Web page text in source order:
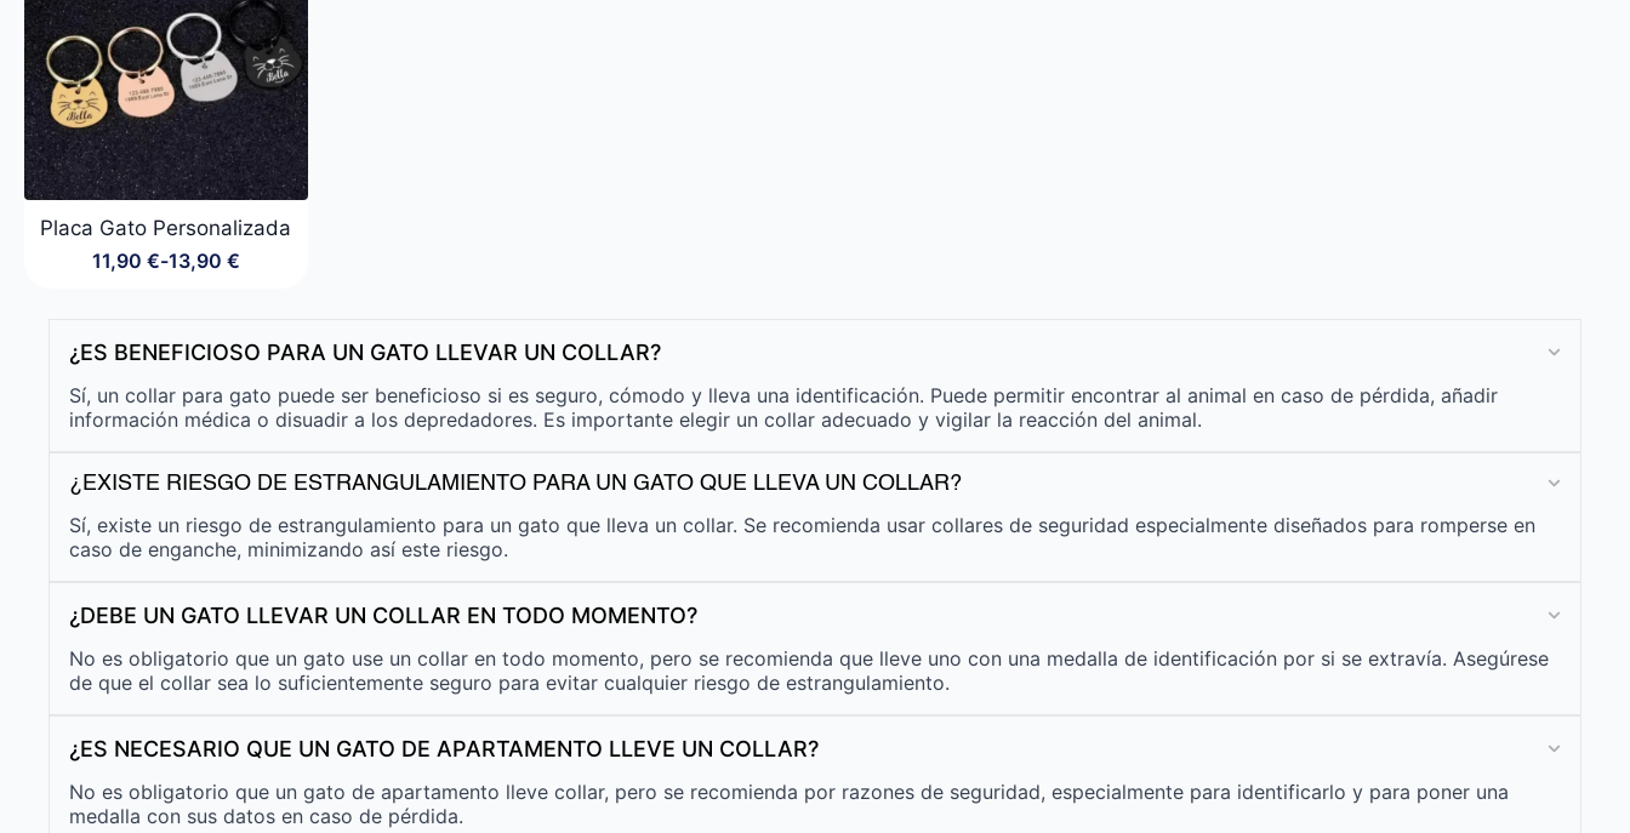
Placa Gato Personalizada
11,90 €-13,90 €
Rango
desde
11,90 €
13,90 €
¿ES BENEFICIOSO PARA UN GATO LLEVAR UN COLLAR?
Sí, un collar para gato puede ser beneficioso si es seguro, cómodo y lleva una identificación. Puede permitir encontrar al animal en caso de pérdida, añadir
información médica o disuadir a los depredadores. Es importante elegir un collar adecuado y vigilar la reacción del animal.
¿EXISTE RIESGO DE ESTRANGULAMIENTO PARA UN GATO QUE LLEVA UN COLLAR?
Sí, existe un riesgo de estrangulamiento para un gato que lleva un collar. Se recomienda usar collares de seguridad especialmente diseñados para romperse en
caso de enganche, minimizando así este riesgo.
¿DEBE UN GATO LLEVAR UN COLLAR EN TODO MOMENTO?
No es obligatorio que un gato use un collar en todo momento, pero se recomienda que lleve uno con una medalla de identificación por si se extravía. Asegúrese
de que el collar sea lo suficientemente seguro para evitar cualquier riesgo de estrangulamiento.
¿ES NECESARIO QUE UN GATO DE APARTAMENTO LLEVE UN COLLAR?
No es obligatorio que un gato de apartamento lleve collar, pero se recomienda por razones de seguridad, especialmente para identificarlo y para poner una
medalla con sus datos en caso de pérdida.